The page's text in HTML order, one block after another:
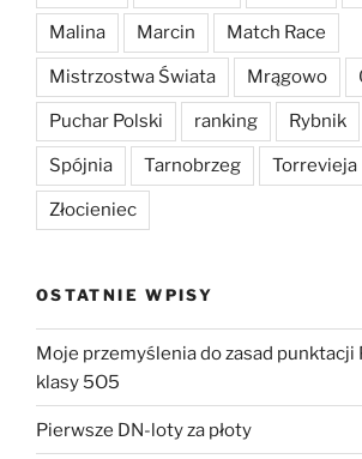
Malina Marcin Match Race
Mistrzostwa Świata Mrągowo
Puchar Polski ranking Rybnik
Spójnia Tarnobrzeg Torrevieja
Złocieniec
OSTATNIE WPISY
Moje przemyślenia do zasad punktacji
klasy 5O5
Pierwsze DN-loty za płoty